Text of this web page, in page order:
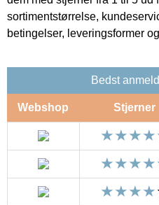
sortimentstørrelse,
betingelser, leveringsformer
Bedst
Webshop Stjerner